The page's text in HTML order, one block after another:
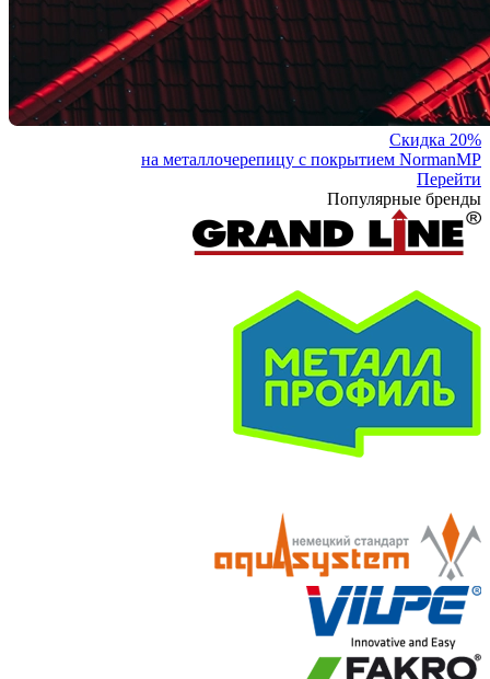
Скидка 20%
на металлочерепицу с покрытием NormanMP
Перейти
Популярные бренды